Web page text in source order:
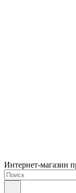
Интернет-магазин